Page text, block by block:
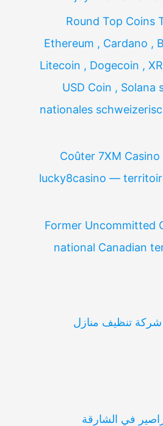
Round Top Coins
Ethereum , Cardano ,
Litecoin , Dogecoin ,
USD Coin , Solana
nationales
Coûter 7XM
lucky8casino —
Former Uncommitted
national Canadian
شركة تنظيف منازل
في الشارقة